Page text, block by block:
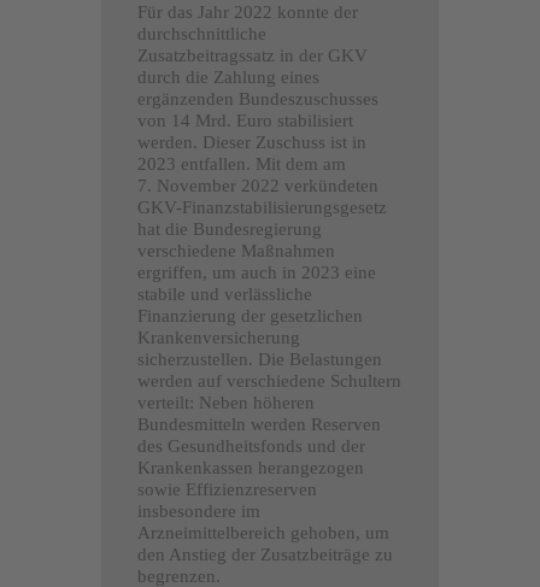
Für das Jahr 2022 konnte der
durchschnittliche
Zusatzbeitragssatz in der GKV
durch die Zahlung eines
ergänzenden Bundeszuschusses
von 14 Mrd. Euro stabilisiert
werden. Dieser Zuschuss ist in
2023 entfallen. Mit dem am
7. November 2022 verkündeten
GKV-Finanzstabilisierungsgesetz
hat die Bundesregierung
verschiedene Maßnahmen
ergriffen, um auch in 2023 eine
stabile und verlässliche
Finanzierung der gesetzlichen
Krankenversicherung
sicherzustellen. Die Belastungen
werden auf verschiedene Schultern
verteilt: Neben höheren
Bundesmitteln werden Reserven
des Gesundheitsfonds und der
Krankenkassen herangezogen
sowie Effizienzreserven
insbesondere im
Arzneimittelbereich gehoben, um
den Anstieg der Zusatzbeiträge zu
begrenzen.